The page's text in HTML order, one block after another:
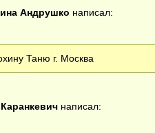
Андрушко написал:
Таню г. Москва
написал: